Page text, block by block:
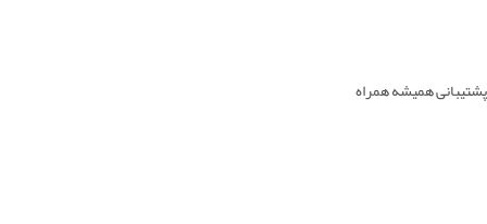
پشتیبانی همیشه همراه